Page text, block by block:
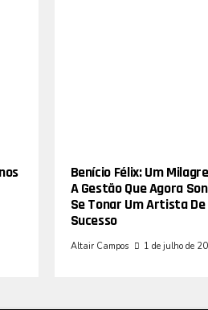
Benício Félix: Um
A Gestão Que Agora
Se Tonar Um Artista De
Sucesso
Altair Campos 1 de julho de